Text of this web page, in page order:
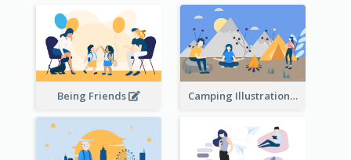
Being Friends Camping Illustration